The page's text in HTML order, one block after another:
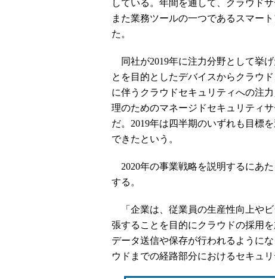
している。年間を通して、クラウド
また業務ツールの一つであるスマー
た。
同社が2019年に注力分野として挙
とを目的としたデバイスからクラウ
に伴うクラウドセキュリティへの注力
理のためのマネージドセキュリティ
だ。2019年は四半期のいずれも目標
できたという。
2020年の事業戦略を説明するにあ
する。
「企業は、従業員の生産性向上や
張することを目的にクラウドの採用
データ送信や保存が行われるように
ウドまでの経路部分におけるセキュ